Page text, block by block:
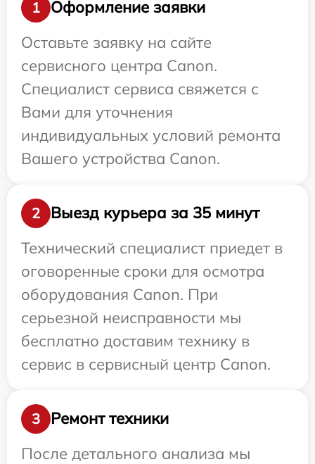
1
Оформление заявки
Оставьте заявку на сайте
сервисного центра Canon.
Специалист сервиса свяжется с
Вами для уточнения
индивидуальных условий ремонта
Вашего устройства Canon.
2
Выезд курьера за 35 минут
Технический специалист приедет в
оговоренные сроки для осмотра
оборудования Canon. При
серьезной неисправности мы
бесплатно доставим технику в
сервис в сервисный центр Canon.
3
Ремонт техники
После детального анализа мы